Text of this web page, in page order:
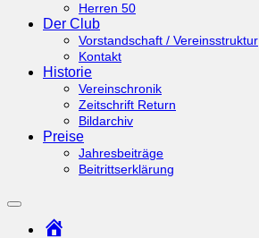
Herren 50
Der Club
Vorstandschaft / Vereinsstruktur
Kontakt
Historie
Vereinschronik
Zeitschrift Return
Bildarchiv
Preise
Jahresbeiträge
Beitrittserklärung
Suchfeld
ein-/ausblenden